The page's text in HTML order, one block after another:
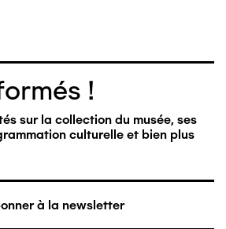
!
sur la collection du musée, ses
culturelle et bien plus
à la newsletter